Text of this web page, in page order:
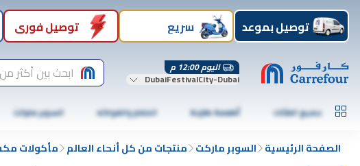
توصيل بموعد سريع توصيل فوري
اليوم 12:00 م
DubaiFestivalCity-Dubai ابحث بين أكثر من
جميع الفئات أطعمة طازجة الخضار والفواكه السوبر ماركت
الصفحة الرئيسية السوبر ماركت منتجات من كل أنحاء العالم مأكولات